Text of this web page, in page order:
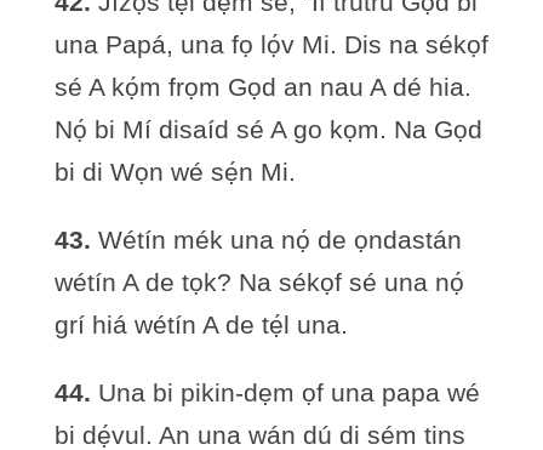
una Papá, una fọ lọ́v Mi. Dis na sékọf
sé A kọ́m frọm Gọd an nau A dé hia.
Nọ́ bi Mí disaíd sé A go kọm. Na Gọd
bi di Wọn wé sẹ́n Mi.
43. Wétín mék una nọ́ de ọndastán
wétín A de tọk? Na sékọf sé una nọ́
grí hiá wétín A de tẹ́l una.
44. Una bi pikin-dẹm ọf una papa wé
bi dẹ́vul. An una wán dú di sém tins